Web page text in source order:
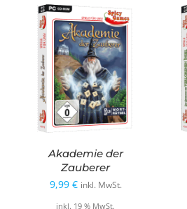
Akademie der
Zauberer
9,99 € inkl. MwSt.
inkl. 19 % MwSt.